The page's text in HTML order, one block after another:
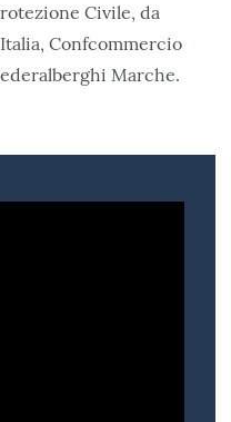
Civile, da
Confcommercio
Marche.